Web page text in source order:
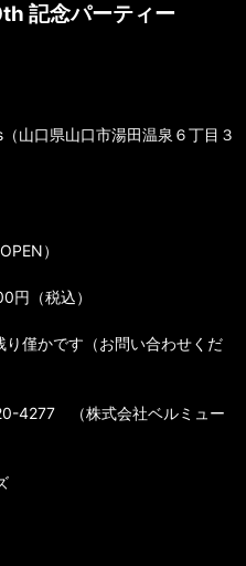
記念パーティー
山口県山口市湯田温泉６丁目３
）
（税込）
かです（お問い合わせくだ
4277 （株式会社ベルミュー